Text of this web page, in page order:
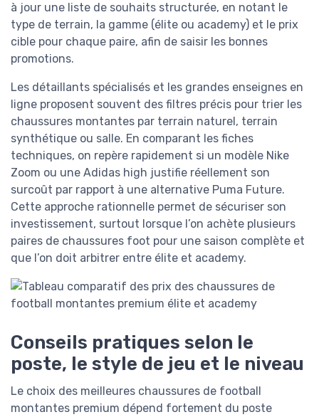
à jour une liste de souhaits structurée, en notant le
type de terrain, la gamme (élite ou academy) et le prix
cible pour chaque paire, afin de saisir les bonnes
promotions.
Les détaillants spécialisés et les grandes enseignes en
ligne proposent souvent des filtres précis pour trier les
chaussures montantes par terrain naturel, terrain
synthétique ou salle. En comparant les fiches
techniques, on repère rapidement si un modèle Nike
Zoom ou une Adidas high justifie réellement son
surcoût par rapport à une alternative Puma Future.
Cette approche rationnelle permet de sécuriser son
investissement, surtout lorsque l’on achète plusieurs
paires de chaussures foot pour une saison complète et
que l’on doit arbitrer entre élite et academy.
Conseils pratiques selon le
poste, le style de jeu et le niveau
Le choix des meilleures chaussures de football
montantes premium dépend fortement du poste